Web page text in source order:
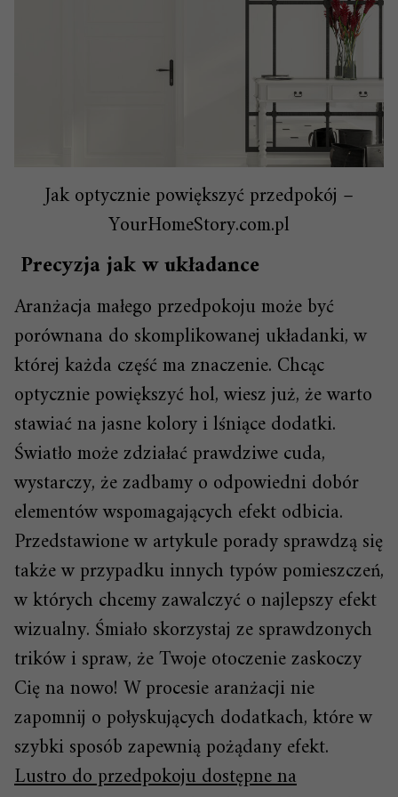
Jak optycznie powiększyć przedpokój –
YourHomeStory.com.pl
Precyzja jak w układance
Aranżacja małego przedpokoju może być
porównana do skomplikowanej układanki, w
której każda część ma znaczenie. Chcąc
optycznie powiększyć hol, wiesz już, że warto
stawiać na jasne kolory i lśniące dodatki.
Światło może zdziałać prawdziwe cuda,
wystarczy, że zadbamy o odpowiedni dobór
elementów wspomagających efekt odbicia.
Przedstawione w artykule porady sprawdzą się
także w przypadku innych typów pomieszczeń,
w których chcemy zawalczyć o najlepszy efekt
wizualny. Śmiało skorzystaj ze sprawdzonych
trików i spraw, że Twoje otoczenie zaskoczy
Cię na nowo! W procesie aranżacji nie
zapomnij o połyskujących dodatkach, które w
szybki sposób zapewnią pożądany efekt.
Lustro do przedpokoju dostępne na